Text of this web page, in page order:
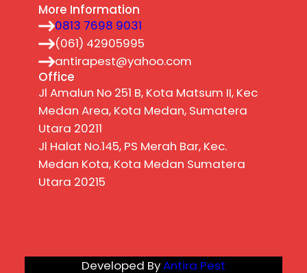
More Information
0813 7698 9031
(061) 42905995
antirapest@yahoo.com
Office
Jl Amalun No 251 B, Kota Matsum II, Kec
Medan Area, Kota Medan, Sumatera
Utara 20211
Jl Halat No.145, PS Merah Bar, Kec.
Medan Kota, Kota Medan Sumatera
Utara 20215
Developed ByAntira Pest